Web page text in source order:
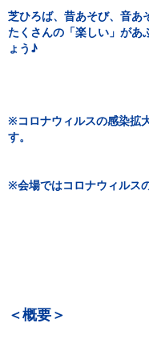
芝ひろば、昔あそび、音あ
たくさんの「楽しい」が
ょう♪
※コロナウィルスの感染拡
す。
※会場ではコロナウィルス
＜概要＞